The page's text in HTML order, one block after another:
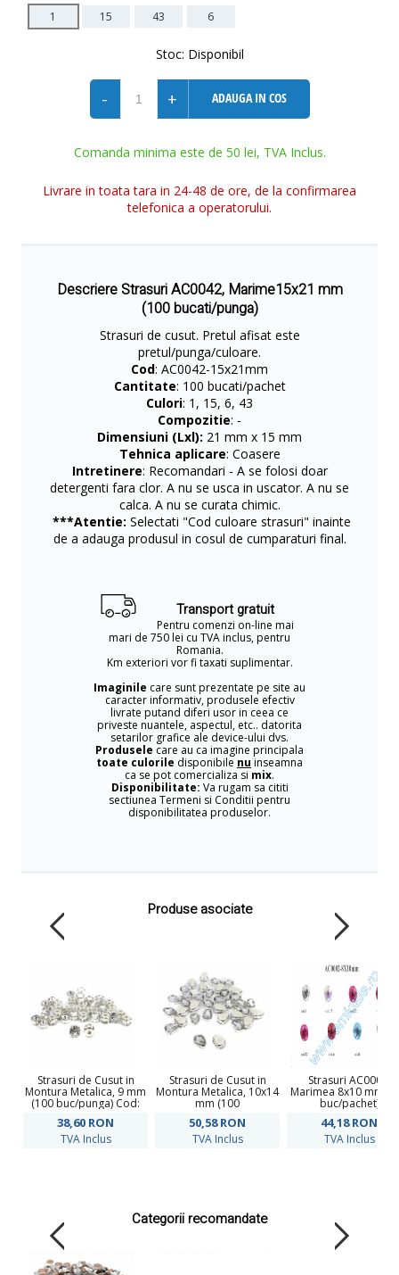
1 15 43 6
Stoc: Disponibil
- + ADAUGA IN COS
Comanda minima este de 50 lei, TVA Inclus.
Livrare in toata tara in 24-48 de ore, de la confirmarea
telefonica a operatorului.
Descriere Strasuri AC0042, Marime15x21 mm
(100 bucati/punga)
Strasuri de cusut. Pretul afisat este
pretul/punga/culoare.
Cod: AC0042-15x21mm
Cantitate: 100 bucati/pachet
Culori: 1, 15, 6, 43
Compozitie: -
Dimensiuni (Lxl): 21 mm x 15 mm
Tehnica aplicare: Coasere
Intretinere: Recomandari - A se folosi doar
detergenti fara clor. A nu se usca in uscator. A nu se
calca. A nu se curata chimic.
***Atentie: Selectati "Cod culoare strasuri" inainte
de a adauga produsul in cosul de cumparaturi final.
Transport gratuit
Pentru comenzi on-line mai
mari de 750 lei cu TVA inclus, pentru
Romania.
Km exteriori vor fi taxati suplimentar.
Imaginile care sunt prezentate pe site au
caracter informativ, produsele efectiv
livrate putand diferi usor in ceea ce
priveste nuantele, aspectul, etc.. datorita
setarilor grafice ale device-ului dvs.
Produsele care au ca imagine principala
toate culorile disponibile nu inseamna
ca se pot comercializa si mix.
Disponibilitate: Va rugam sa cititi
sectiunea Termeni si Conditii pentru
disponibilitatea produselor.
Produse asociate
Strasuri de Cusut in
Montura Metalica, 9 mm
(100 buc/punga) Cod:
38,60 RON
TVA Inclus
Strasuri de Cusut in
Montura Metalica, 10x14
mm (100
50,58RON
TVA Inclus
Strasuri AC0002,
Marimea 8x10 mm
buc/pachet)
44,18RON
TVA Inclus
Categorii recomandate